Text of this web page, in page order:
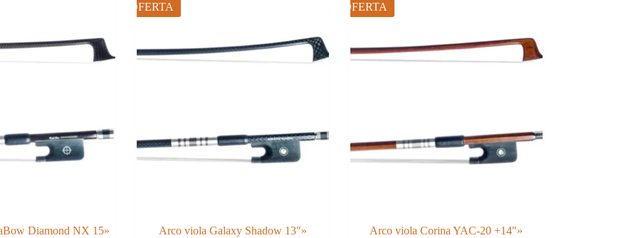
Diamond NX 15»
OFERTA
Arco viola Galaxy Shadow 13″»
OFERTA
Arco viola Corina YAC-20 +14″»